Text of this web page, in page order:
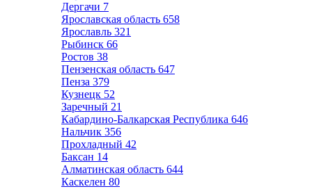
Дергачи 7
Ярославская область 658
Ярославль 321
Рыбинск 66
Ростов 38
Пензенская область 647
Пенза 379
Кузнецк 52
Заречный 21
Кабардино-Балкарская Республика 646
Нальчик 356
Прохладный 42
Баксан 14
Алматинская область 644
Каскелен 80